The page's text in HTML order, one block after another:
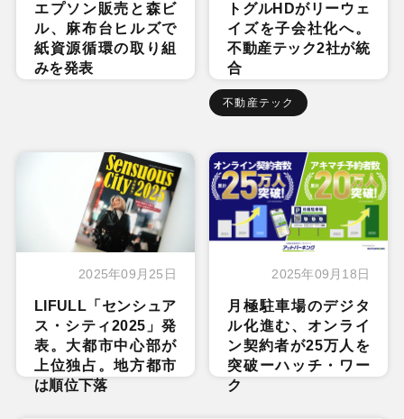
エプソン販売と森ビ
ル、麻布台ヒルズで
紙資源循環の取り組
みを発表
トグルHDがリーウェ
イズを子会社化へ。
不動産テック2社が統
合
不動産テック
2025年09月25日
LIFULL「センシュア
ス・シティ2025」発
表。大都市中心部が
上位独占。地方都市
は順位下落
2025年09月18日
月極駐車場のデジタ
ル化進む、オンライ
ン契約者が25万人を
突破ーハッチ・ワー
ク